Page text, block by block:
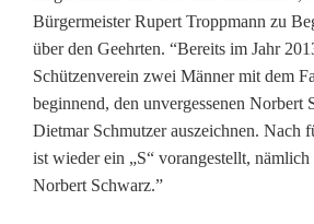
l
e
:
N
e
Bürgermeister Rupert Troppmann zu
über den Geehrten. “Bereits im Jahr
Schützenverein zwei Männer mit dem
beginnend, den unvergessenen Norbert
Dietmar Schmutzer auszeichnen. Nach
ist wieder ein „S“ vorangestellt, nämlich
Norbert Schwarz.”